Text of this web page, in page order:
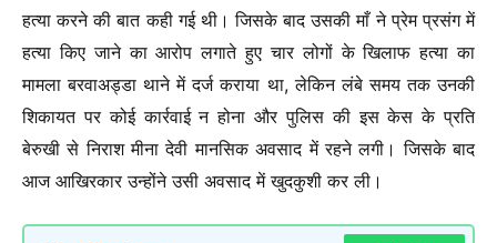
हत्या करने की बात कही गई थी। जिसके बाद उसकी माँ ने प्रेम प्रसंग में
हत्या किए जाने का आरोप लगाते हुए चार लोगों के खिलाफ हत्या का
मामला बरवाअड्डा थाने में दर्ज कराया था, लेकिन लंबे समय तक उनकी
शिकायत पर कोई कार्रवाई न होना और पुलिस की इस केस के प्रति
बेरुखी से निराश मीना देवी मानसिक अवसाद में रहने लगी। जिसके बाद
आज आखिरकार उन्होंने उसी अवसाद में खुदकुशी कर ली।